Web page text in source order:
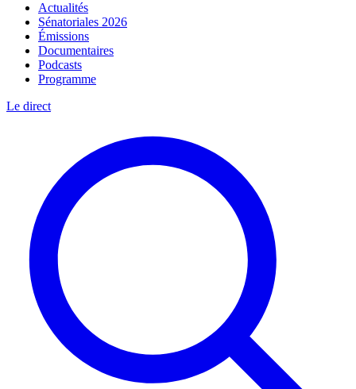
Actualités
Sénatoriales 2026
Émissions
Documentaires
Podcasts
Programme
Le direct